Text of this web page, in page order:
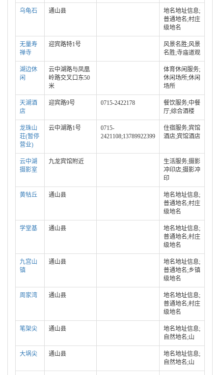
乌龟石 通山县
地名地址信息;
普通地名;村庄
级地名
无量寿
禅寺
迎宾路特1号
风景名胜;风景
名胜;寺庙道观
湖边休
闲
云中湖路与凤凰
岭路交叉口东50
米
体育休闲服务;
休闲场所;休闲
场所
天湖酒
店
迎宾路9号 0715-2422178
餐饮服务;中餐
厅;综合酒楼
龙珠山
荘(暂停
营业)
云中湖路1号
0715-
2421108;13789922399
住宿服务;宾馆
酒店;宾馆酒店
云中湖
摄影室
九龙宾馆附近
生活服务;摄影
冲印店;摄影冲
印
黄牯丘 通山县
地名地址信息;
普通地名;村庄
级地名
学堂基 通山县
地名地址信息;
普通地名;村庄
级地名
九宫山
镇
通山县
地名地址信息;
普通地名;乡镇
级地名
周家湾 通山县
地名地址信息;
普通地名;村庄
级地名
笔架尖 通山县
地名地址信息;
自然地名;山
大埚尖 通山县
地名地址信息;
自然地名;山